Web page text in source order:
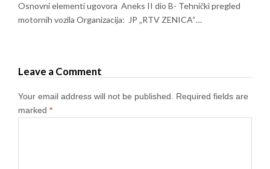
Osnovni elementi ugovora Aneks II dio B- Tehnički pregled
motornih vozila Organizacija: JP „RTV ZENICA“…
Leave a Comment
Your email address will not be published.
Required fields are
marked *